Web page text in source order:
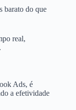
barato do que
real,
Ads, é
a efetividade